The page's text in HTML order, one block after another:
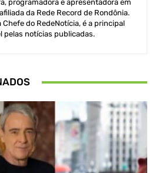
programadora e apresentadora em
da Rede Record de Rondônia.
do RedeNotícia, é a principal
pelas notícias publicadas.